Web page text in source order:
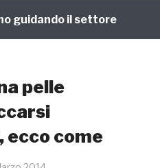
il settore
pelle
come